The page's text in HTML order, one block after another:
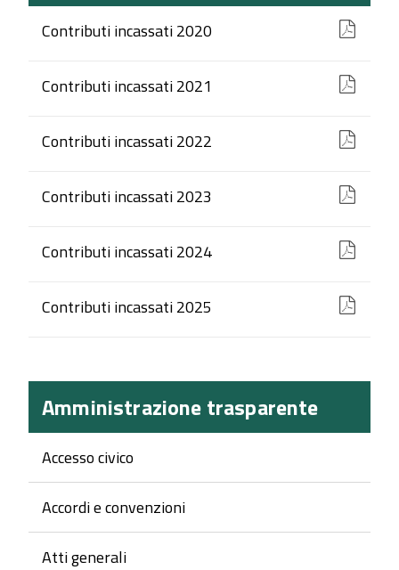
Contributi incassati 2020
Contributi incassati 2021
Contributi incassati 2022
Contributi incassati 2023
Contributi incassati 2024
Contributi incassati 2025
Amministrazione trasparente
Accesso civico
Accordi e convenzioni
Atti generali